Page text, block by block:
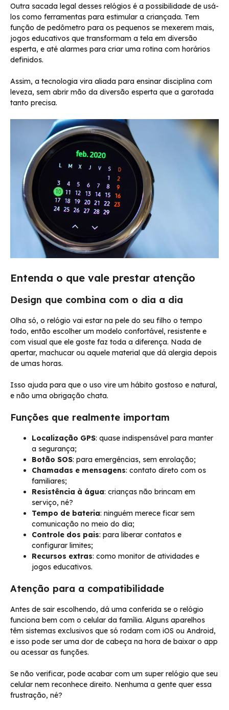
Outra sacada legal desses relógios é a possibilidade de usá-
los como ferramentas para estimular a criançada. Tem
função de pedômetro para os pequenos se mexerem mais,
jogos educativos que transformam a tela em diversão
esperta, e até alarmes para criar uma rotina com horários
definidos.
Assim, a tecnologia vira aliada para ensinar disciplina com
leveza, sem abrir mão da diversão esperta que a garotada
tanto precisa.
Entenda o que vale prestar atenção
Design que combina com o dia a dia
Olha só, o relógio vai estar na pele do seu filho o tempo
todo, então escolher um modelo confortável, resistente e
com visual que ele goste faz toda a diferença. Nada de
apertar, machucar ou aquele material que dá alergia depois
de umas horas.
Isso ajuda para que o uso vire um hábito gostoso e natural,
e não uma obrigação chata.
Funções que realmente importam
Localização GPS: quase indispensável para manter
a segurança;
Botão SOS: para emergências, sem enrolação;
Chamadas e mensagens: contato direto com os
familiares;
Resistência à água: crianças não brincam em
serviço, né?
Tempo de bateria: ninguém merece ficar sem
comunicação no meio do dia;
Controle dos pais: para liberar contatos e
configurar limites;
Recursos extras: como monitor de atividades e
jogos educativos.
Atenção para a compatibilidade
Antes de sair escolhendo, dá uma conferida se o relógio
funciona bem com o celular da família. Alguns aparelhos
têm sistemas exclusivos que só rodam com iOS ou Android,
e isso pode ser uma dor de cabeça na hora de baixar o app
ou acessar as funções.
Se não verificar, pode acabar com um super relógio que seu
celular nem reconhece direito. Nenhuma a gente quer essa
frustração, né?